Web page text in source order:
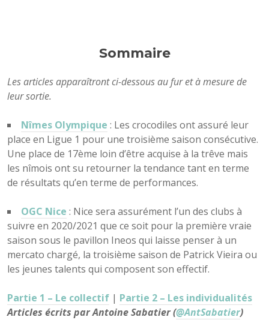
Sommaire
Les articles apparaîtront ci-dessous au fur et à mesure de
leur sortie.
Nîmes Olympique : Les crocodiles ont assuré leur
place en Ligue 1 pour une troisième saison consécutive.
Une place de 17ème loin d’être acquise à la trêve mais
les nîmois ont su retourner la tendance tant en terme
de résultats qu’en terme de performances.
OGC Nice : Nice sera assurément l’un des clubs à
suivre en 2020/2021 que ce soit pour la première vraie
saison sous le pavillon Ineos qui laisse penser à un
mercato chargé, la troisième saison de Patrick Vieira ou
les jeunes talents qui composent son effectif.
Partie 1 – Le collectif | Partie 2 – Les individualités
Articles écrits par Antoine Sabatier (@AntSabatier)